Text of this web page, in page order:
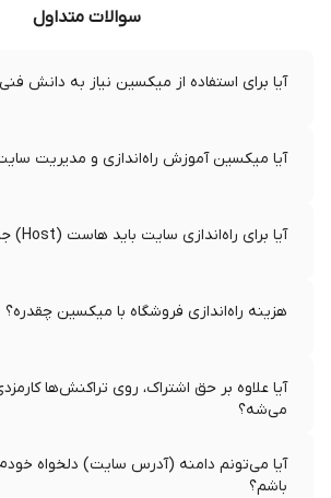
سوالات متداول
آیا برای استفاده از میکسین نیاز به دانش
آیا میکسین آموزش راه‌اندازی و مدیریت
آیا برای راه‌اندازی سایت باید هاست (Host) جداگانه بخرم؟
هزینه راه‌اندازی فروشگاه با میکسین چقدره؟
آیا علاوه بر حق اشتراک، روی تراکنش‌ها
می‌شه؟
آیا می‌تونم دامنه (آدرس سایت) دلخواه
باشم؟